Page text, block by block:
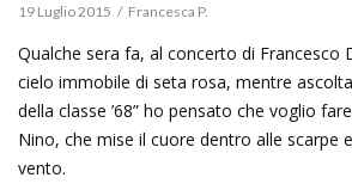
19 Luglio 2015 Francesca P.
Qualche sera fa, al concerto di Francesco
cielo immobile di seta rosa, mentre
della classe ’68” ho pensato che voglio
Nino, che mise il cuore dentro alle scarpe
vento.